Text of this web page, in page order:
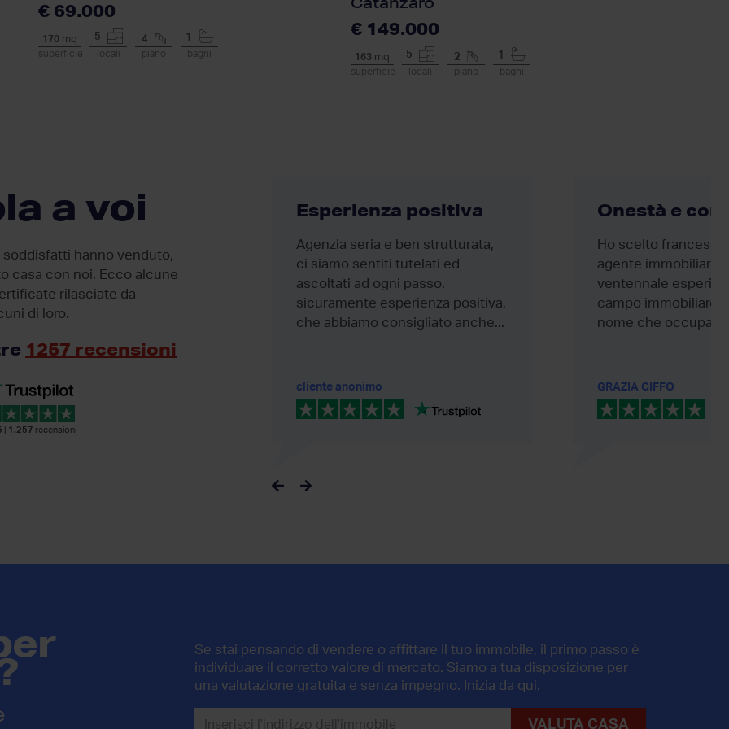
€ 69.000
170 mq
superficie
5
locali
4
piano
1
bagni
€ 149.000
163 mq
superficie
5
locali
2
piano
1
bagni
a voi
hanno venduto,
casa con noi. Ecco alcune
rilasciate da
di loro.
1257 recensioni
1.257 recensioni
ho affrontato ma che ho
con estrema serenità,
al sicuro,
da professionisti
Vitale
Esperienza positiva
Agenzia seria e ben strutturata,
ci siamo sentiti tutelati ed
ascoltati ad ogni passo.
sicuramente esperienza positiva,
che abbiamo consigliato anche...
cliente anonimo
Onestà e
Ho scelto
agente immobiliare
ventennale
campo immobiliare
nome che occupa
GRAZIA CIFFO
Se stai pensando di vendere o affittare il tuo immobile, il primo passo è
individuare il corretto valore di mercato. Siamo a tua disposizione per
una valutazione gratuita e senza impegno. Inizia da qui.